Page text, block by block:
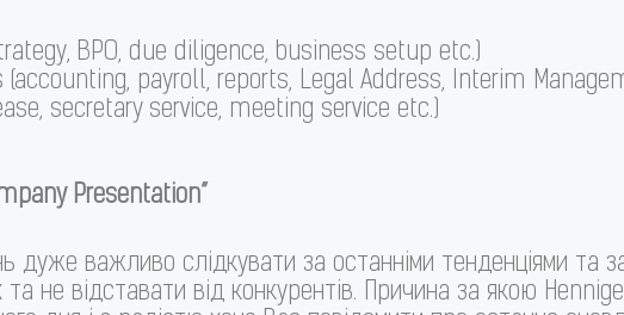
BPO, due diligence, business setup etc.)
(accounting, payroll, reports, Legal Address, Interim
secretary service, meeting service etc.)
Presentation”
дуже важливо слідкувати за останніми тенденціями та
та не відставати від конкурентів. Причина за якою